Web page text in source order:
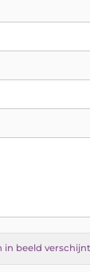
in beeld verschijnt